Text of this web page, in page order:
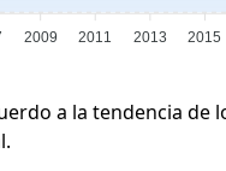
2009 2011 2013 2015
a la tendencia de